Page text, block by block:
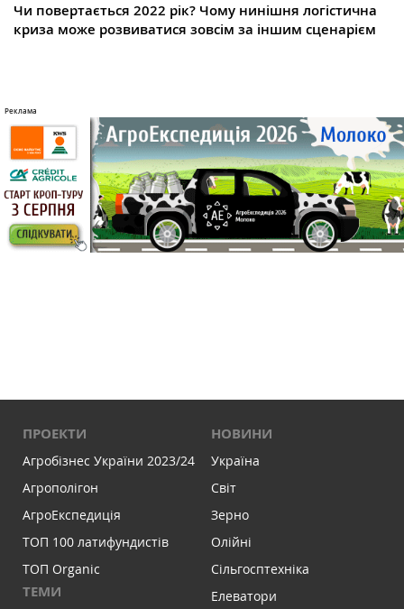
Чи повертається 2022 рік? Чому нинішня логістична
криза може розвиватися зовсім за іншим сценарієм
ПРОЕКТИ
Агробізнес України 2023/24
Агрополігон
АгроЕкспедиція
ТОП 100 латифундистів
ТОП Organic
ТЕМИ
НОВИНИ
Україна
Світ
Зерно
Олійні
Сільгосптехніка
Елеватори